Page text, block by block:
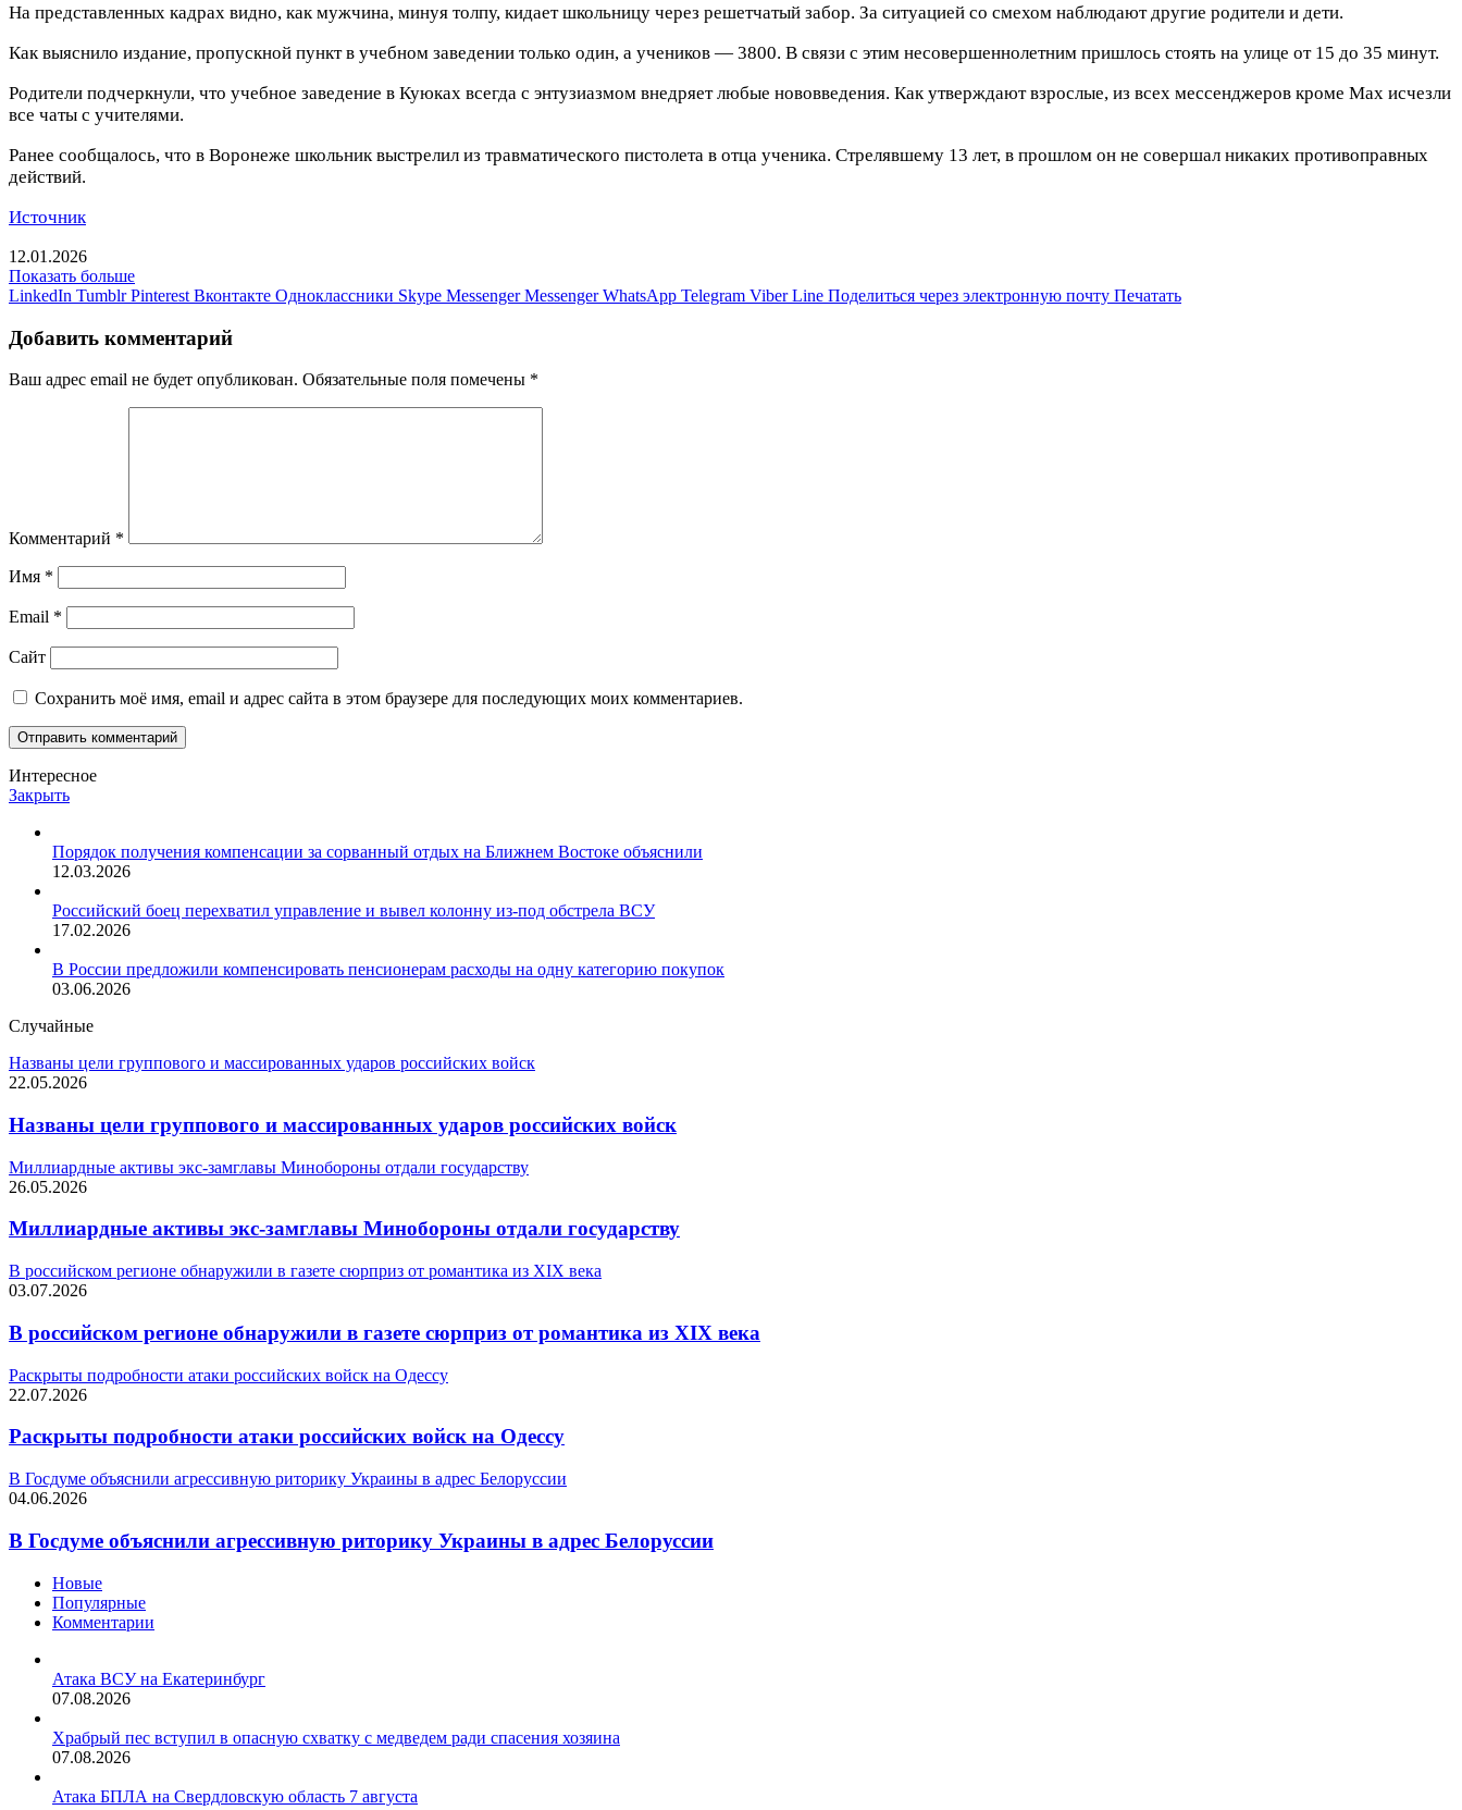
На представленных кадрах видно, как мужчина, минуя толпу, кидает школьницу через решетчатый забор. За ситуацией со смехом наблюдают другие родители и дети.
Как выяснило издание, пропускной пункт в учебном заведении только один, а учеников — 3800. В связи с этим несовершеннолетним пришлось стоять на улице от 15 до 35 минут.
Родители подчеркнули, что учебное заведение в Куюках всегда с энтузиазмом внедряет любые нововведения. Как утверждают взрослые, из всех мессенджеров кроме Max исчезли
все чаты с учителями.
Ранее сообщалось, что в Воронеже школьник выстрелил из травматического пистолета в отца ученика. Стрелявшему 13 лет, в прошлом он не совершал никаких противоправных
действий.
Источник
12.01.2026
Показать больше
LinkedIn Tumblr Pinterest Вконтакте Одноклассники Skype Messenger Messenger WhatsApp Telegram Viber Line Поделиться через электронную почту Печатать
Добавить комментарий
Ваш адрес email не будет опубликован. Обязательные поля помечены *
Комментарий *
Имя *
Email *
Сайт
Сохранить моё имя, email и адрес сайта в этом браузере для последующих моих комментариев.
Интересное
Закрыть
Порядок получения компенсации за сорванный отдых на Ближнем Востоке объяснили
12.03.2026
Российский боец перехватил управление и вывел колонну из-под обстрела ВСУ
17.02.2026
В России предложили компенсировать пенсионерам расходы на одну категорию покупок
03.06.2026
Случайные
Названы цели группового и массированных ударов российских войск
22.05.2026
Названы цели группового и массированных ударов российских войск
Миллиардные активы экс-замглавы Минобороны отдали государству
26.05.2026
Миллиардные активы экс-замглавы Минобороны отдали государству
В российском регионе обнаружили в газете сюрприз от романтика из XIX века
03.07.2026
В российском регионе обнаружили в газете сюрприз от романтика из XIX века
Раскрыты подробности атаки российских войск на Одессу
22.07.2026
Раскрыты подробности атаки российских войск на Одессу
В Госдуме объяснили агрессивную риторику Украины в адрес Белоруссии
04.06.2026
В Госдуме объяснили агрессивную риторику Украины в адрес Белоруссии
Новые
Популярные
Комментарии
Атака ВСУ на Екатеринбург
07.08.2026
Храбрый пес вступил в опасную схватку с медведем ради спасения хозяина
07.08.2026
Атака БПЛА на Свердловскую область 7 августа